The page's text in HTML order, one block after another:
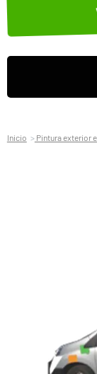
Inicio Pintura exterior